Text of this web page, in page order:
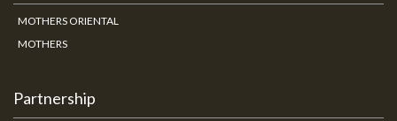
MOTHERS ORIENTAL
MOTHERS
Partnership